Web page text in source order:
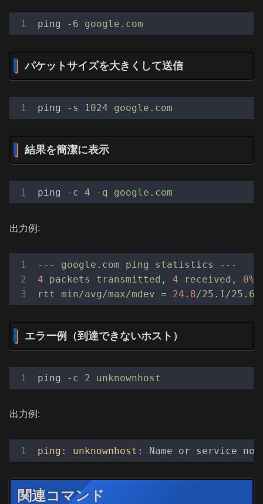
ping -6 google.com
パケットサイズを大きくして送信
ping -s 1024 google.com
結果を簡潔に表示
ping -c 4 -q google.com
出力例:
--- google.com ping statistics
---
4
packets transmitted, 4 received, 0%
rtt
min/avg/max/mdev = 24.8/25.1/25.6/
エラー例（到達できないホスト）
ping -c 2 unknownhost
出力例:
ping : unknownhost
関連コマンド